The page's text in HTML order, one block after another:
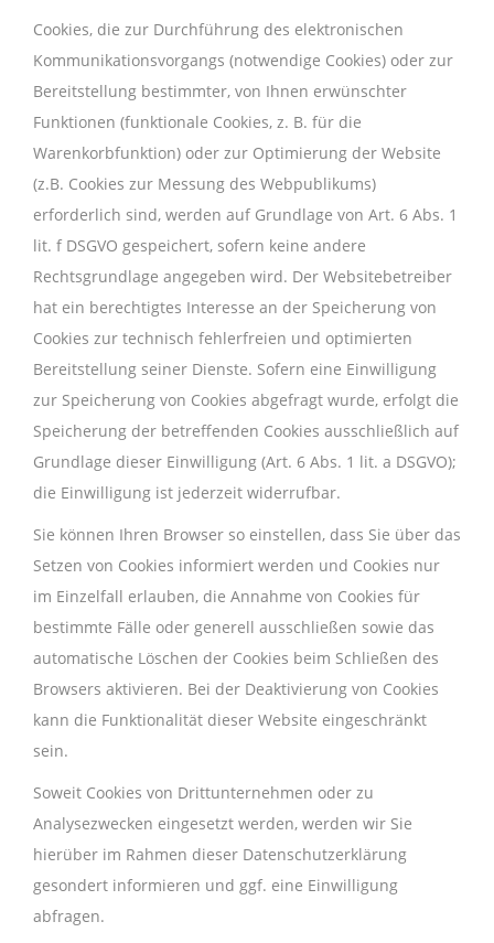
Cookies, die zur Durchführung des elektronischen
Kommunikationsvorgangs (notwendige Cookies) oder zur
Bereitstellung bestimmter, von Ihnen erwünschter
Funktionen (funktionale Cookies, z. B. für die
Warenkorbfunktion) oder zur Optimierung der Website
(z.B. Cookies zur Messung des Webpublikums)
erforderlich sind, werden auf Grundlage von Art. 6 Abs. 1
lit. f DSGVO gespeichert, sofern keine andere
Rechtsgrundlage angegeben wird. Der Websitebetreiber
hat ein berechtigtes Interesse an der Speicherung von
Cookies zur technisch fehlerfreien und optimierten
Bereitstellung seiner Dienste. Sofern eine Einwilligung
zur Speicherung von Cookies abgefragt wurde, erfolgt die
Speicherung der betreffenden Cookies ausschließlich auf
Grundlage dieser Einwilligung (Art. 6 Abs. 1 lit. a DSGVO);
die Einwilligung ist jederzeit widerrufbar.
Sie können Ihren Browser so einstellen, dass Sie über das
Setzen von Cookies informiert werden und Cookies nur
im Einzelfall erlauben, die Annahme von Cookies für
bestimmte Fälle oder generell ausschließen sowie das
automatische Löschen der Cookies beim Schließen des
Browsers aktivieren. Bei der Deaktivierung von Cookies
kann die Funktionalität dieser Website eingeschränkt
sein.
Soweit Cookies von Drittunternehmen oder zu
Analysezwecken eingesetzt werden, werden wir Sie
hierüber im Rahmen dieser Datenschutzerklärung
gesondert informieren und ggf. eine Einwilligung
abfragen.